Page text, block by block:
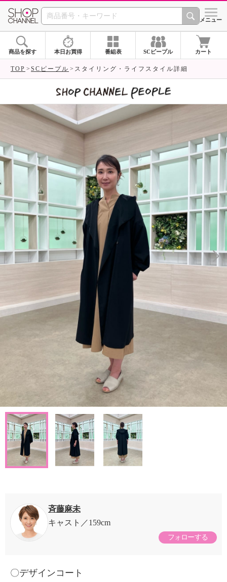
SHOP CHANNEL シメニュー
商品を探す 本日お買得 番組表 SCピープル カート
TOP SCピープル スタイリング・ライフスタイル詳細
斉藤麻未
キャスト
159cm
フォローする
〇デザインコート